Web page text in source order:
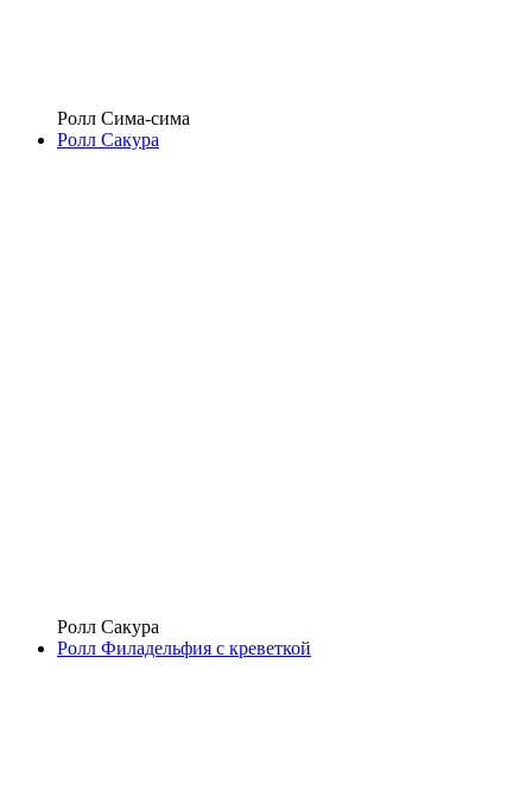
Ролл Сима-сима
Ролл Сакура
Ролл Сакура
Ролл Филадельфия с креветкой